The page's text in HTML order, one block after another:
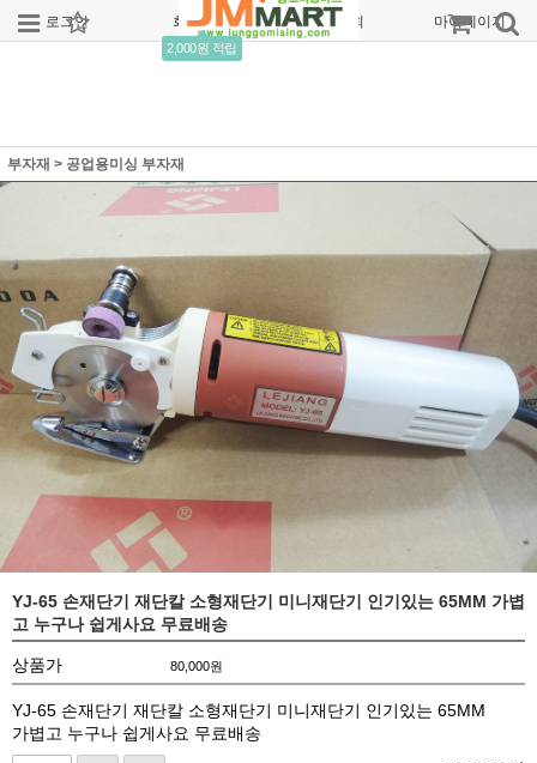
로그인 회원가입
2,000원 적립
주문조회 마이페이지
부자재 > 공업용미싱 부자재
YJ-65 손재단기 재단칼 소형재단기 미니재단기 인기있는 65MM 가볍
고 누구나 쉽게사요 무료배송
상품가 80,000원
YJ-65 손재단기 재단칼 소형재단기 미니재단기 인기있는 65MM
가볍고 누구나 쉽게사요 무료배송